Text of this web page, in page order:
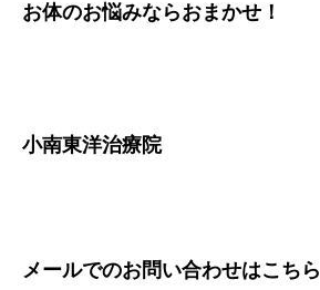
お体のお悩みならおまかせ！
小南東洋治療院
メールでのお問い合わせはこちら